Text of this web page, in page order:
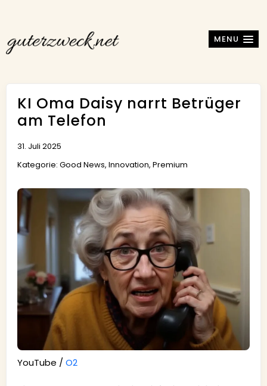
MENU
KI Oma Daisy narrt Betrüger
am Telefon
31. Juli 2025
Kategorie: Good News, Innovation, Premium
YouTube /O2